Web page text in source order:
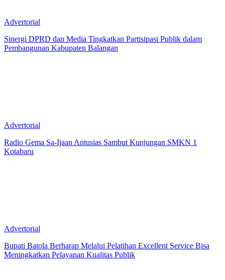
Advertorial
Sinergi DPRD dan Media Tingkatkan Partisipasi Publik dalam
Pembangunan Kabupaten Balangan
Advertorial
Radio Gema Sa-Ijaan Antusias Sambut Kunjungan SMKN 1
Kotabaru
Advertorial
Bupati Batola Berharap Melalui Pelatihan Excellent Service Bisa
Meningkatkan Pelayanan Kualitas Publik